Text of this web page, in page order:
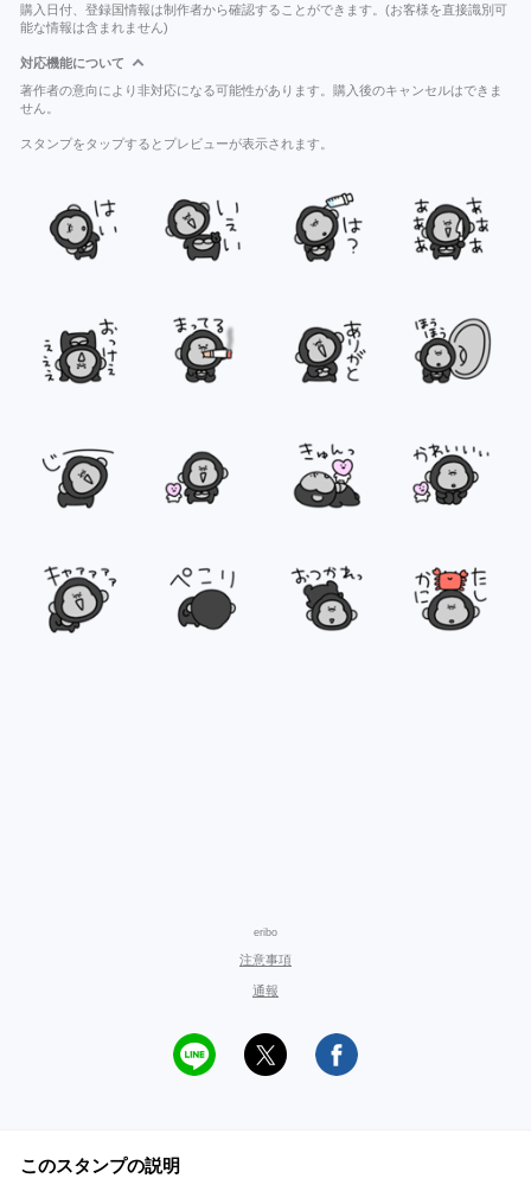
購入日付、登録国情報は制作者から確認することができます。(お客様を直接識別可
能な情報は含まれません)
対応機能について
著作者の意向により非対応になる可能性があります。購入後のキャンセルはできま
せん。
スタンプをタップするとプレビューが表示されます。
eribo
注意事項
通報
このスタンプの説明